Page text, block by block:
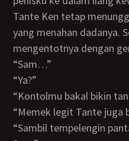
Tante Ken tetap menungging sambil memeluk bantal
yang menahan dadanya.
mengentotnya dengan
“Sam…”
“Ya?”
“Kontolmu bakal bikin
“Memek legit Tante
“Sambil tempelengin pantat tante sampai merah